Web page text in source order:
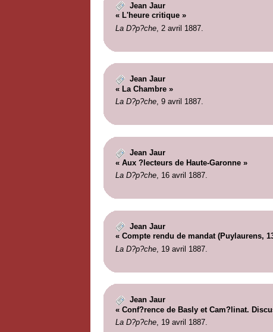
Jean Jaur
« L'heure critique »
La D?p?che, 2 avril 1887.
Jean Jaur
« La Chambre »
La D?p?che, 9 avril 1887.
Jean Jaur
« Aux ?lecteurs de Haute-Garonne »
La D?p?che, 16 avril 1887.
Jean Jaur
« Compte rendu de mandat (Puylaurens,
La D?p?che, 19 avril 1887.
Jean Jaur
« Conf?rence de Basly et Cam?linat.
La D?p?che, 19 avril 1887.